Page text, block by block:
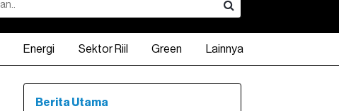
Energi Sektor Riil Green Lainnya
Berita Utama